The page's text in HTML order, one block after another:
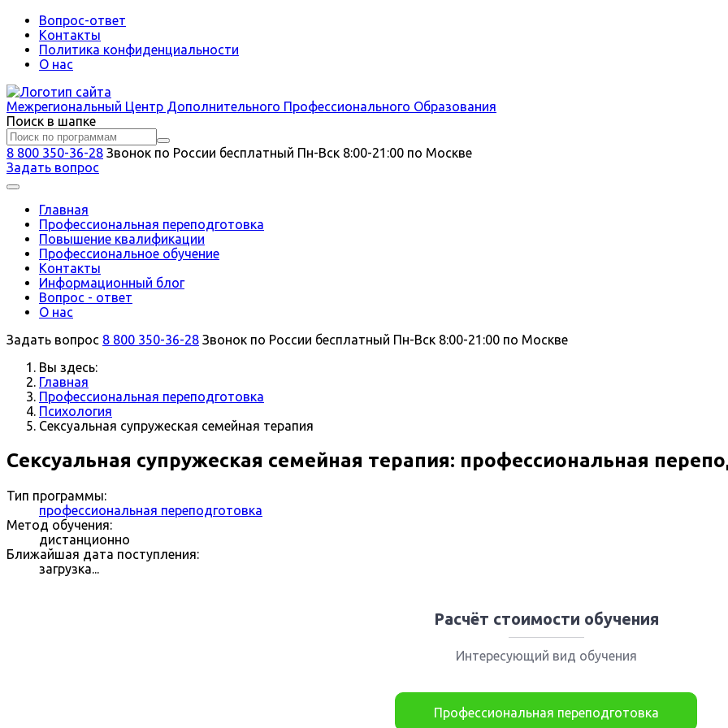
Вопрос-ответ
Контакты
Политика конфиденциальности
О нас
Межрегиональный Центр Дополнительного Профессионального Образования
Поиск в шапке
8 800 350-36-28 Звонок по России бесплатный Пн-Вск 8:00-21:00 по Москве
Задать вопрос
Главная
Профессиональная переподготовка
Повышение квалификации
Профессиональное обучение
Контакты
Информационный блог
Вопрос - ответ
О нас
Задать вопрос 8 800 350-36-28 Звонок по России бесплатный Пн-Вск 8:00-21:00 по Москве
Вы здесь:
Главная
Профессиональная переподготовка
Психология
Сексуальная супружеская семейная терапия
Сексуальная супружеская семейная терапия: профессиональная
Тип программы:
профессиональная переподготовка
Метод обучения:
дистанционно
Ближайшая дата поступления:
загрузка...